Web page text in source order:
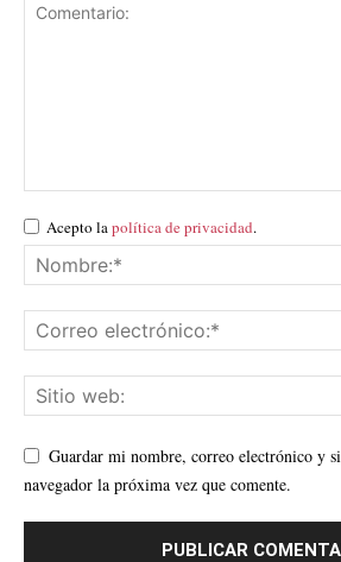
Acepto lapolítica de privacidad.
Guardar mi nombre, correo electrónico y
navegador la próxima vez que comente.